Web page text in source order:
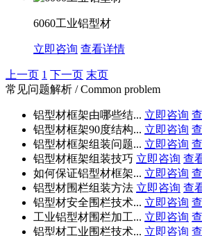
6060工业铝型材
立即咨询 查看详情
上一页 1 下一页 末页
常见问题解析 / Common problem
铝型材框架由哪些结... 立即咨询
铝型材框架90度结构... 立即咨询
铝型材框架组装问题... 立即咨询
铝型材框架组装技巧 立即咨询 查
如何保证铝型材框架... 立即咨询
铝型材围栏组装方法 立即咨询 查
铝型材安全围栏技术... 立即咨询
工业铝型材围栏加工... 立即咨询
铝型材工业围栏技术... 立即咨询